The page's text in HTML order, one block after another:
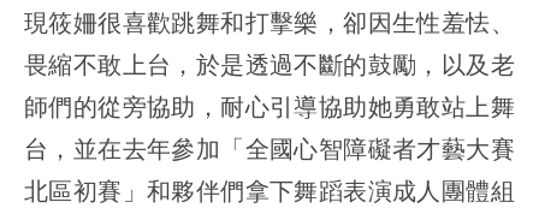
現筱姍很喜歡跳舞和打擊樂，卻因生性羞怯、
畏縮不敢上台，於是透過不斷的鼓勵，以及老
師們的從旁協助，耐心引導協助她勇敢站上舞
台，並在去年參加「全國心智障礙者才藝大賽
北區初賽」和夥伴們拿下舞蹈表演成人團體組